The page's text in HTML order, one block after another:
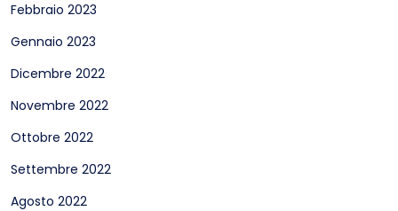
Febbraio 2023
Gennaio 2023
Dicembre 2022
Novembre 2022
Ottobre 2022
Settembre 2022
Agosto 2022